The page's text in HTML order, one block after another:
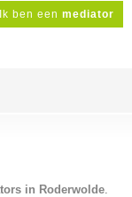
Ik ben een mediator
in Roderwolde.